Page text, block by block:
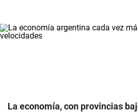
La economía, con provincias